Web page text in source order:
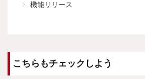
機能リリース
こちらもチェックしよう